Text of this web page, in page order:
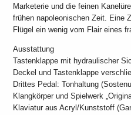
Marketerie und die feinen
frühen napoleonischen Zeit. Eine
Flügel ein wenig vom Flair eines
Ausstattung
Tastenklappe mit hydraulischer
Deckel und Tastenklappe
Drittes Pedal: Tonhaltung
Klangkörper und Spielwerk
Klaviatur aus Acryl/Kunststoff